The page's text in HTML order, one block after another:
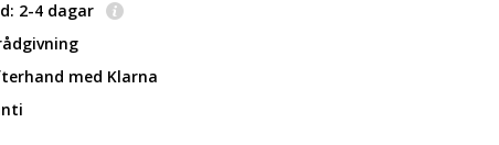
2-4 dagar
med Klarna